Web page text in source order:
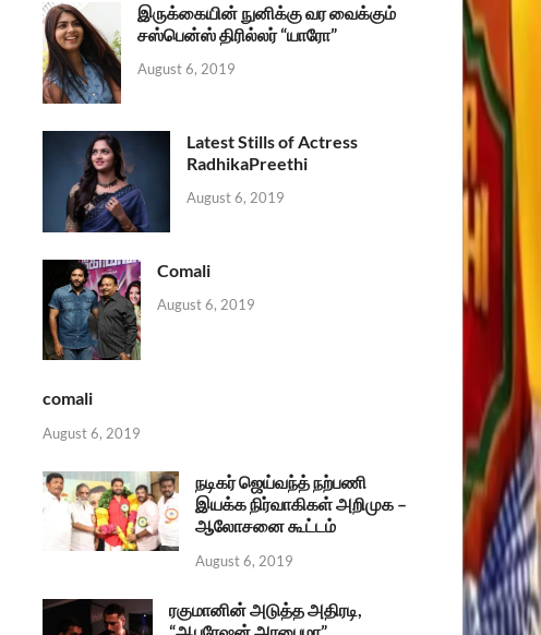
இருக்கையின் நுனிக்கு வர வைக்கும்
சஸ்பென்ஸ் திரில்லர் “யாரோ”
August 6, 2019
Latest Stills of Actress
RadhikaPreethi
August 6, 2019
Comali
August 6, 2019
comali
August 6, 2019
நடிகர் ஜெய்வந்த் நற்பணி
இயக்க நிர்வாகிகள் அறிமுக –
ஆலோசனை கூட்டம்
August 6, 2019
ரகுமானின் அடுத்த அதிரடி,